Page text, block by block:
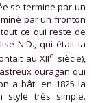
se termine par un
par un fronton
ce qui reste de
N.D., qui était la
au XIIe siècle),
ouragan qui
a bâti en 1825 la
style très simple.